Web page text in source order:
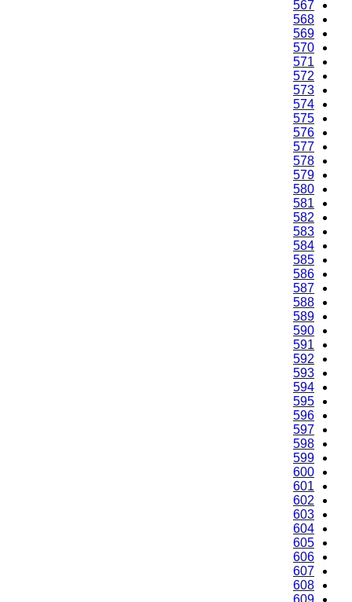
567
568
569
570
571
572
573
574
575
576
577
578
579
580
581
582
583
584
585
586
587
588
589
590
591
592
593
594
595
596
597
598
599
600
601
602
603
604
605
606
607
608